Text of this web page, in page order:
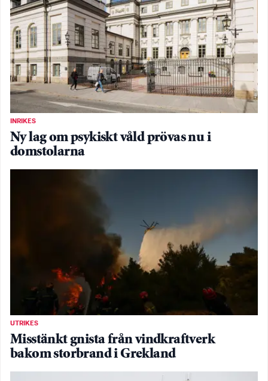
INRIKES
Ny lag om psykiskt våld prövas nu i
domstolarna
UTRIKES
Misstänkt gnista från vindkraftverk
bakom storbrand i Grekland